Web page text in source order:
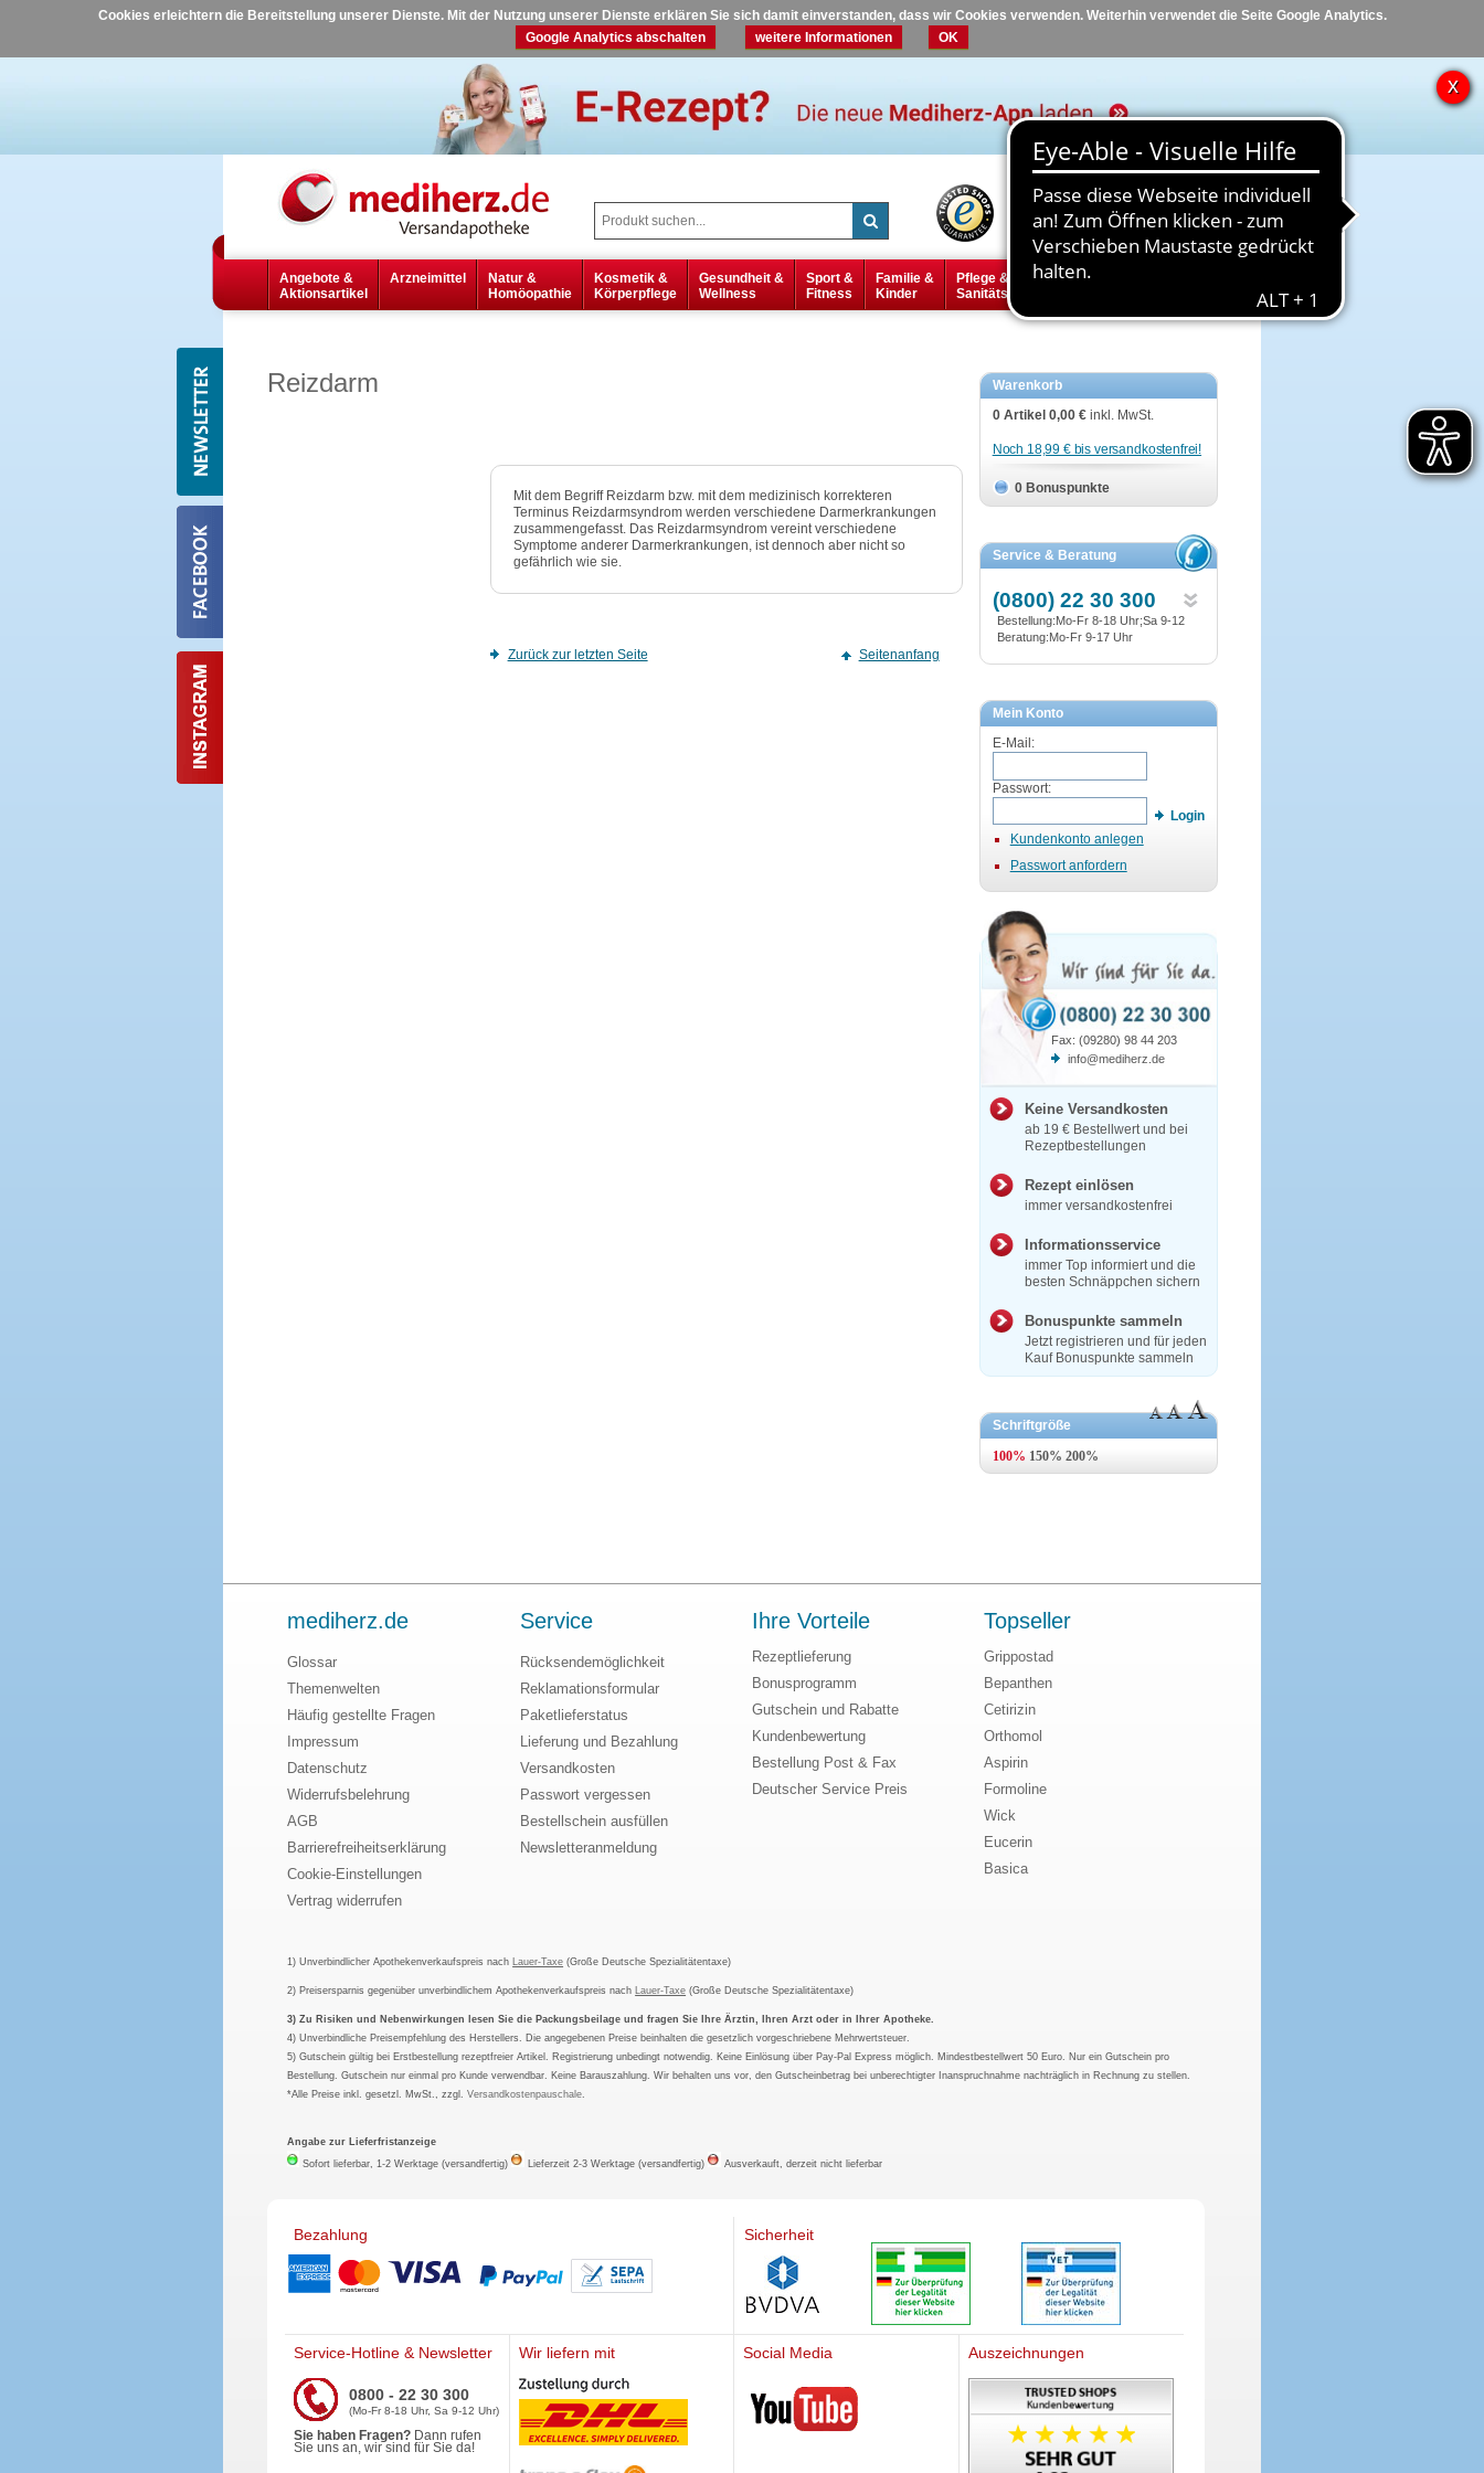
Cookies erleichtern die Bereitstellung unserer Dienste. Mit der Nutzung unserer Dienste erklären Sie sich damit einverstanden, dass wir Cookies verwenden. Weiterhin verwendet die Seite Google Analytics.
Google Analytics abschalten
weitere Informationen OK
Hilfe Kontakt
Angebote &
Aktionsartikel
Arzneimittel
Natur &
Homöopathie
Kosmetik &
Körperpflege
Gesundheit &
Wellness
Sport &
Fitness
Familie &
Kinder
Pflege &
Sanitätsbedarf
Diabetes
Reizdarm
Mit dem Begriff Reizdarm bzw. mit dem medizinisch korrekteren
Terminus Reizdarmsyndrom werden verschiedene Darmerkrankungen
zusammengefasst. Das Reizdarmsyndrom vereint verschiedene
Symptome anderer Darmerkrankungen, ist dennoch aber nicht so
gefährlich wie sie.
Zurück zur letzten Seite Seitenanfang
Warenkorb
0 Artikel 0,00 € inkl. MwSt.
Noch 18,99 € bis versandkostenfrei!
0 Bonuspunkte
Service & Beratung
(0800) 22 30 300
Bestellung:Mo-Fr 8-18 Uhr;Sa 9-12
Beratung:Mo-Fr 9-17 Uhr
Mein Konto
E-Mail:
Passwort:
Login
Kundenkonto anlegen
Passwort anfordern
Fax: (09280) 98 44 203
info@mediherz.de
Keine Versandkosten
ab 19 € Bestellwert und bei
Rezeptbestellungen
Rezept einlösen
immer versandkostenfrei
Informationsservice
immer Top informiert und die
besten Schnäppchen sichern
Bonuspunkte sammeln
Jetzt registrieren und für jeden
Kauf Bonuspunkte sammeln
Schriftgröße
mediherz.de
Glossar
Themenwelten
Häufig gestellte Fragen
Impressum
Datenschutz
Widerrufsbelehrung
AGB
Barrierefreiheitserklärung
Cookie-Einstellungen
Vertrag widerrufen
Service
Rücksendemöglichkeit
Reklamationsformular
Paketlieferstatus
Lieferung und Bezahlung
Versandkosten
Passwort vergessen
Bestellschein ausfüllen
Newsletteranmeldung
Ihre Vorteile
Rezeptlieferung
Bonusprogramm
Gutschein und Rabatte
Kundenbewertung
Bestellung Post & Fax
Deutscher Service Preis
Topseller
Grippostad
Bepanthen
Cetirizin
Orthomol
Aspirin
Formoline
Wick
Eucerin
Basica
1) Unverbindlicher Apothekenverkaufspreis nach Lauer-Taxe (Große Deutsche Spezialitätentaxe)
2) Preisersparnis gegenüber unverbindlichem Apothekenverkaufspreis nach Lauer-Taxe (Große Deutsche Spezialitätentaxe)
3) Zu Risiken und Nebenwirkungen lesen Sie die Packungsbeilage und fragen Sie Ihre Ärztin, Ihren Arzt oder in Ihrer Apotheke.
4) Unverbindliche Preisempfehlung des Herstellers. Die angegebenen Preise beinhalten die gesetzlich vorgeschriebene Mehrwertsteuer.
5) Gutschein gültig bei Erstbestellung rezeptfreier Artikel. Registrierung unbedingt notwendig. Keine Einlösung über Pay-Pal Express möglich. Mindestbestellwert 50 Euro. Nur ein Gutschein pro
Bestellung. Gutschein nur einmal pro Kunde verwendbar. Keine Barauszahlung. Wir behalten uns vor, den Gutscheinbetrag bei unberechtigter Inanspruchnahme nachträglich in Rechnung zu stellen.
*Alle Preise inkl. gesetzl. MwSt., zzgl.Versandkostenpauschale.
Angabe zur Lieferfristanzeige
Sofort lieferbar, 1-2 Werktage (versandfertig)
Lieferzeit 2-3 Werktage (versandfertig) Ausverkauft, derzeit nicht lieferbar
Bezahlung Sicherheit
Service-Hotline & Newsletter
0800 - 22 30 300
(Mo-Fr 8-18 Uhr, Sa 9-12 Uhr)
Sie haben Fragen? Dann rufen
Sie uns an, wir sind für Sie da!
Wir liefern mit Social Media
Mediherz
Auszeichnungen